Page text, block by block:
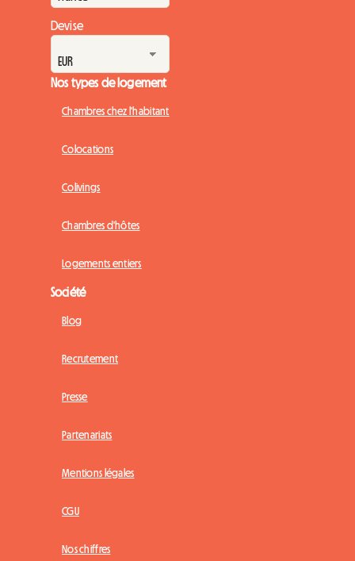
Devise
Nos types de logement
Chambres chez l'habitant
Colocations
Colivings
Chambres d'hôtes
Logements entiers
Société
Blog
Recrutement
Presse
Partenariats
Mentions légales
CGU
Nos chiffres